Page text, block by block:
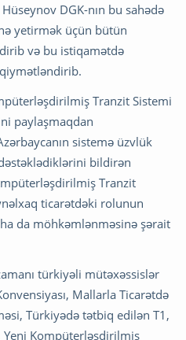
DGK-nın bu sahədə
yetirmək üçün bütün
və bu istiqamətdə
Tranzit Sistemi
paylaşmaqdan
sistemə üzvlük
bildirən
Tranzit
ticarətdəki rolunun
da möhkəmlənməsinə şərait
türkiyəli mütəxəssislər
Mallarla Ticarətdə
Türkiyədə tətbiq edilən T1,
Yeni Kompüterləşdirilmiş